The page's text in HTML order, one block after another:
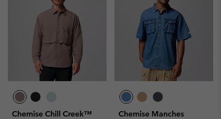
Chemise Chill Creek™
Chemise Manches